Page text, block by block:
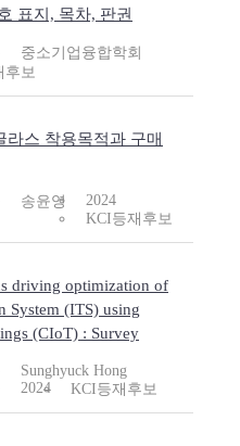
표지, 목차, 판권
중소기업융합학회
후보
라스 착용목적과 구매
송윤영
2024
KCI등재후보
driving optimization of
System (ITS) using
(CIoT) : Survey
Sunghyuck Hong
2024
KCI등재후보